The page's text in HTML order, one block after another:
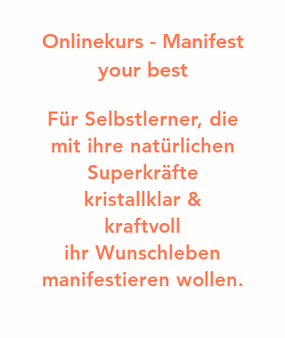
Onlinekurs - Manifest
your best
Für Selbstlerner, die
mit ihre natürlichen
Superkräfte
kristallklar &
kraftvoll
ihr Wunschleben
manifestieren wollen.